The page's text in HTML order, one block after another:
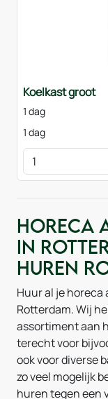
Koelkast groot
1 dag
1 dag
Horeca
in
huren
Huur al je
Rotterdam. Wij
assortiment aan
terecht voor
ook voor diverse
zo veel mogelijk
huren tegen een